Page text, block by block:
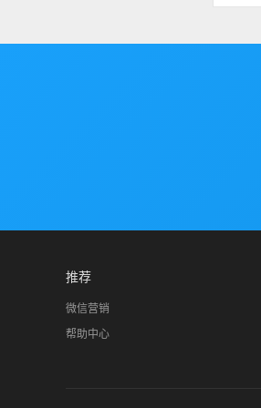
推荐
微信营销
帮助中心